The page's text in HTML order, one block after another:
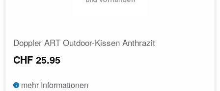
Doppler ART Outdoor-Kissen Anthrazit
CHF 25.95
mehr Informationen